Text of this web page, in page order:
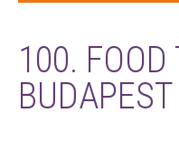
100. FOOD
BUDAPEST